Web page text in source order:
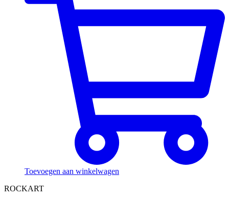
Toevoegen aan winkelwagen
ROCKART